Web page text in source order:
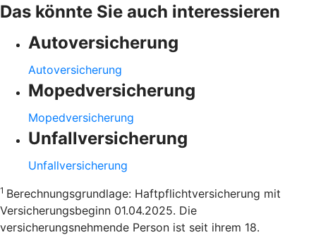
Das könnte Sie auch interessieren
Autoversicherung
Autoversicherung
Mopedversicherung
Mopedversicherung
Unfallversicherung
Unfallversicherung
1 Berechnungsgrundlage: Haftpflichtversicherung mit
Versicherungsbeginn 01.04.2025. Die
versicherungsnehmende Person ist seit ihrem 18.